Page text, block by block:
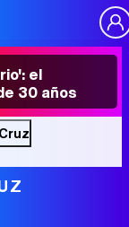
el
30 años